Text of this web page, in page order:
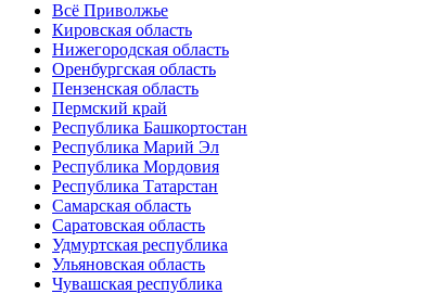
Всё Приволжье
Кировская область
Нижегородская область
Оренбургская область
Пензенская область
Пермский край
Республика Башкортостан
Республика Марий Эл
Республика Мордовия
Республика Татарстан
Самарская область
Саратовская область
Удмуртская республика
Ульяновская область
Чувашская республика